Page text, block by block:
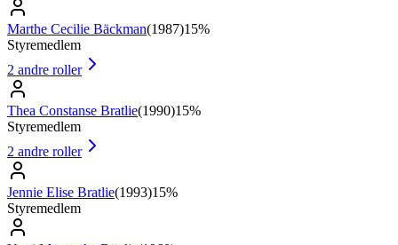
Marthe Cecilie Bäckman(1987)15%
Styremedlem
2 andre roller
Thea Constanse Bratlie(1990)15%
Styremedlem
2 andre roller
Jennie Elise Bratlie(1993)15%
Styremedlem